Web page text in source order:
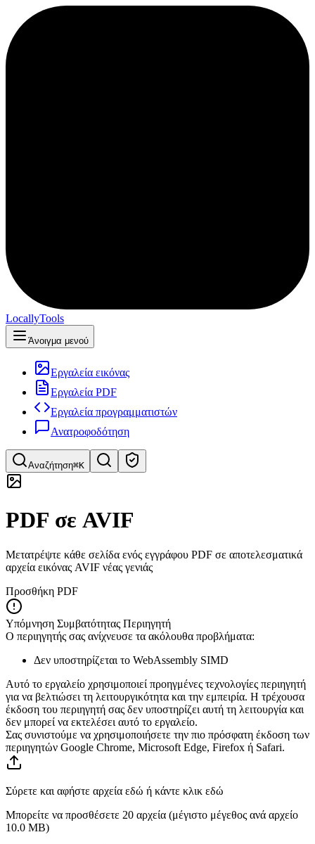
LocallyTools
Άνοιγμα μενού
Εργαλεία εικόνας
Εργαλεία PDF
Εργαλεία προγραμματιστών
Ανατροφοδότηση
Αναζήτηση⌘K
Γρήγορη αναζήτηση εργαλείων
PDF σε AVIF
Μετατρέψτε κάθε σελίδα ενός εγγράφου PDF σε αποτελεσματικά
αρχεία εικόνας AVIF νέας γενιάς
Προσθήκη PDF
Υπόμνηση Συμβατότητας Περιηγητή
Ο περιηγητής σας ανίχνευσε τα ακόλουθα προβλήματα:
Δεν υποστηρίζεται το WebAssembly SIMD
Αυτό το εργαλείο χρησιμοποιεί προηγμένες τεχνολογίες περιηγητή
για να βελτιώσει τη λειτουργικότητα και την εμπειρία. Η τρέχουσα
έκδοση του περιηγητή σας δεν υποστηρίζει αυτή τη λειτουργία και
δεν μπορεί να εκτελέσει αυτό το εργαλείο.
Σας συνιστούμε να χρησιμοποιήσετε την πιο πρόσφατη έκδοση των
περιηγητών Google Chrome, Microsoft Edge, Firefox ή Safari.
Σύρετε και αφήστε αρχεία εδώ ή κάντε κλικ εδώ
Μπορείτε να προσθέσετε 20 αρχεία (μέγιστο μέγεθος ανά αρχείο
10.0 MB)